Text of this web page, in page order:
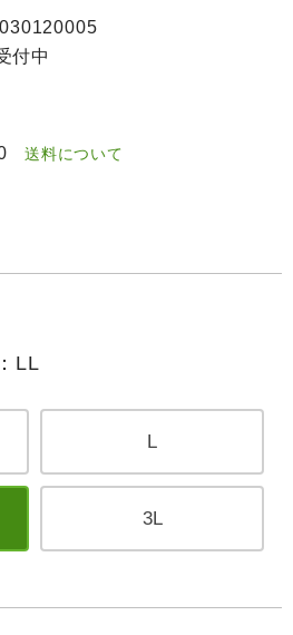
付中
送料について
LL
L
3L